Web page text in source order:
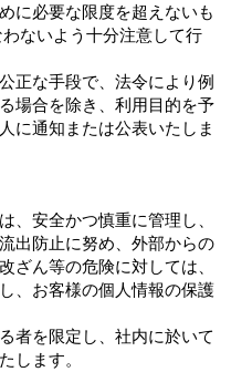
に必要な限度を超えないも
ないよう十分注意して行
正な手段で、法令により例
場合を除き、利用目的を予
に通知または公表いたしま
、安全かつ慎重に管理し、
出防止に努め、外部からの
ざん等の危険に対しては、
、お客様の個人情報の保護
者を限定し、社内に於いて
します。